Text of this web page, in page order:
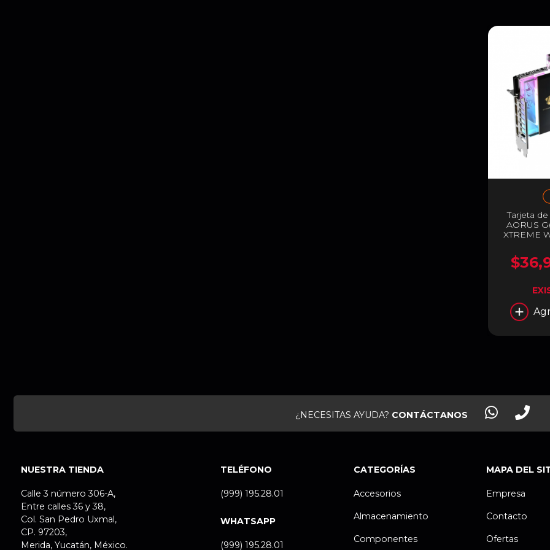
Tarjeta
AORUS
XTREME
PCI
¿NECESITAS AYUDA? CONTÁCTANOS
NUESTRA TIENDA
Calle 3 número 306-A,
Entre calles 36 y 38,
Col. San Pedro Uxmal,
CP. 97203,
Merida, Yucatán, México.
TELÉFONO
(999) 195.28.01
WHATSAPP
(999) 195.28.01
CATEGORÍAS
Accesorios
Almacenamiento
Componentes
MAPA DEL
Empresa
Contacto
Ofertas